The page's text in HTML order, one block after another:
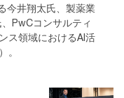
今井翔太氏、製薬業
PwCコンサルティ
ス領域におけるAI活
。